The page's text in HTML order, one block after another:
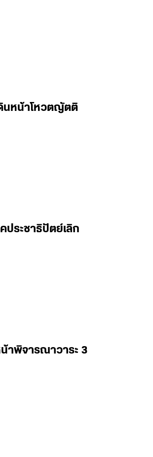
นหน้าโหวตญัตติ
ประชาธิปัตย์เลิก
าพิจารณาวาระ 3